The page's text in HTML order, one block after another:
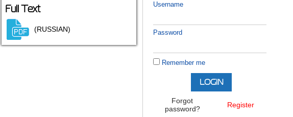
Username
Password
Remember me
Forgot
password?
Register
Full Text
(RUSSIAN)